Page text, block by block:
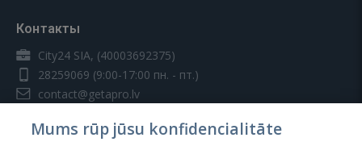
Контакты
City24 SIA, (40003692375)
28259069 (9:00-17:00 пн. - пт.)
contact@getapro.lv
Mums rūp jūsu konfidencialitāte